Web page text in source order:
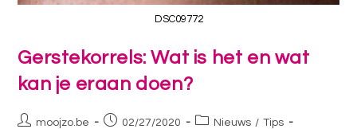
DSC09772
Gerstekorrels: Wat is het en wat
kan je eraan doen?
moojzo.be 02/27/2020 Nieuws / Tips